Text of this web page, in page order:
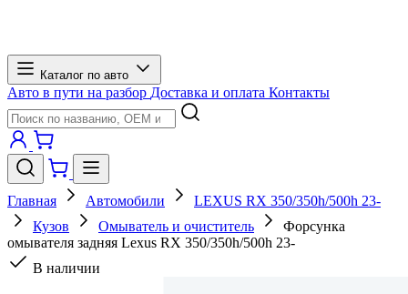
Каталог по авто
Авто в пути на разбор Доставка и оплата Контакты
Главная Автомобили
LEXUS RX 350/350h/500h 23-
Кузов
Омыватель и очиститель
Форсунка
омывателя задняя Lexus RX 350/350h/500h 23-
В наличии